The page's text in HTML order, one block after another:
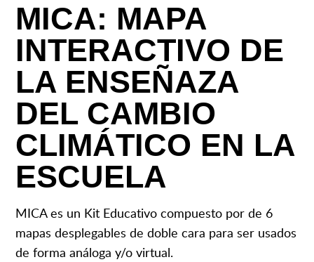
MICA: MAPA
INTERACTIVO DE
LA ENSEÑAZA
DEL CAMBIO
CLIMÁTICO EN LA
ESCUELA
MICA es un Kit Educativo compuesto por de 6
mapas desplegables de doble cara para ser usados
de forma análoga y/o virtual.